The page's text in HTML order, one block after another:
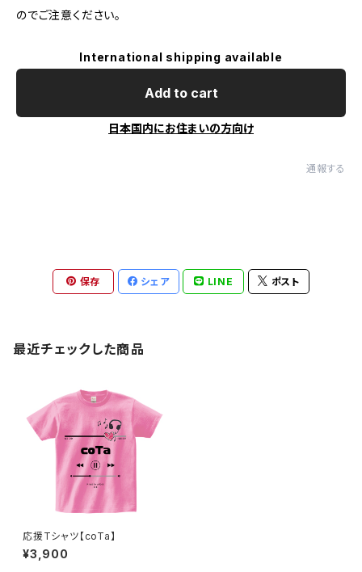
のでご注意ください。
International shipping available
Add to cart
日本国内にお住まいの方向け
通報する
保存 シェア LINE ポスト
最近チェックした商品
応援Tシャツ【coTa】
¥3,900